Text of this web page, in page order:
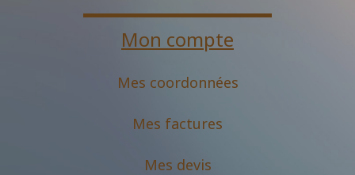
Mon compte
Mes coordonnées
Mes factures
Mes devis